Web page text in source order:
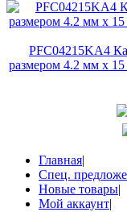
PFC04215KA4
размером 4.2 мм x
Главная|
Спец.
Новые товары|
Мой аккаунт|